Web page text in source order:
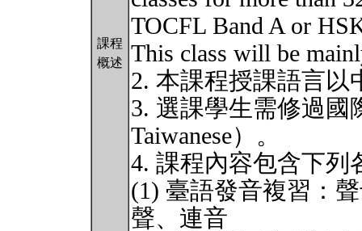
課程
概述
TOCFL Band A or
This class will be
2. 本課程授課語言以
3. 選課學生需修過國
Taiwanese）。
4. 課程內容包含下列
(1) 臺語發音複習：
聲、連音